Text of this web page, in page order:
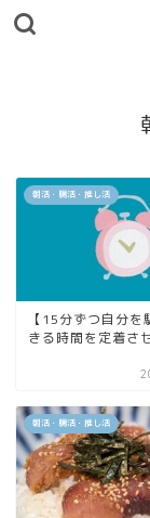
朝活・腸活・推し活
【15分ずつ自分を
きる時間を定着さ
朝活・腸活・推し活